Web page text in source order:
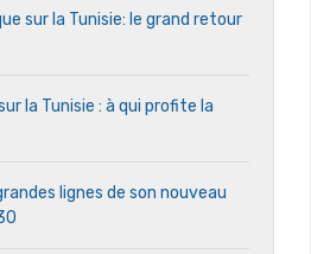
sur la Tunisie: le grand retour
la Tunisie : à qui profite la
lignes de son nouveau